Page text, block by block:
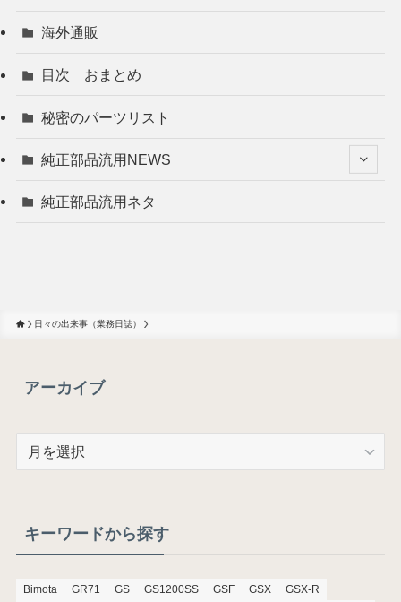
海外通販
目次 おまとめ
秘密のパーツリスト
純正部品流用NEWS
純正部品流用ネタ
日々の出来事（業務日誌）
アーカイブ
ブキーワードから探す
Bimota GR71 GS GS1200SS GSF GSX GSX-R